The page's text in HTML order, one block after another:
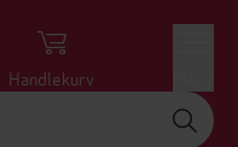
Handlekurv